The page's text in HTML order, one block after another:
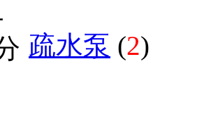
疏水泵 (2)